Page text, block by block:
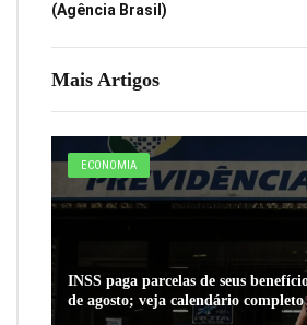
Mais Artigos
ECONOMIA
INSS paga parcelas de seus
de agosto; veja calendário completo
(Agência Brasil)